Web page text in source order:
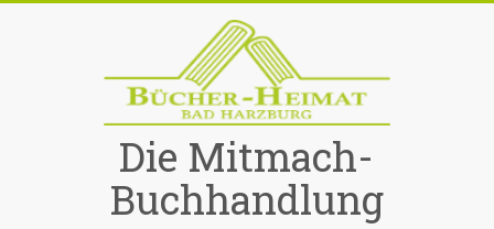
Die Mitmach-
Buchhandlung